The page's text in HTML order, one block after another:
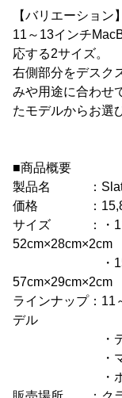
【バリエーション】
11～13インチ
応する2サイズ。
右側部分をデスク
みや用途に合わせ
たモデルからお選
■商品概要
製品名 ：
価格 ：
サイズ ：・11
52cm×28cm×2cm
・15イン
57cm×29cm×2cm
ラインナップ：
デル
・デスク
・マウス
・ホワイ